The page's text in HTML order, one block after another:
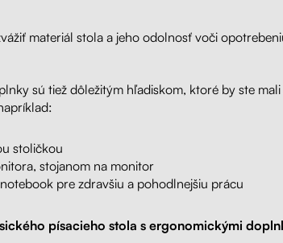
materiál stola a jeho odolnosť voči
sú tiež dôležitým hľadiskom, ktoré by ste
stoličkou
stojanom na monitor
pre zdravšiu a pohodlnejšiu prácu
písacieho stola s ergonomickými